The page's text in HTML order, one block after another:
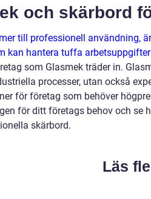
och skärbord
till professionell användning,
kan hantera tuffa
som Glasmek träder in.
processer, utan också
för företag som behöver
för ditt företags behov och se
skärbord.
Läs